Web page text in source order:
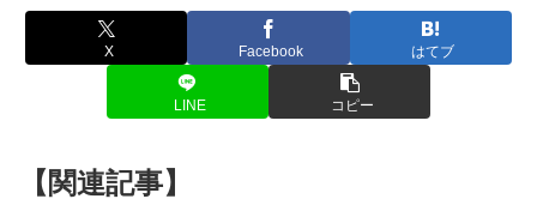
X Facebook はてブ
LINE コピー
【関連記事】